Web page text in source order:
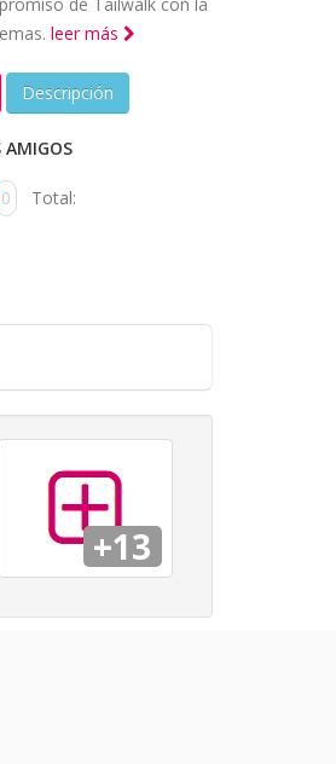
leer más
Descripción
AMIGOS
0 Total:
+13